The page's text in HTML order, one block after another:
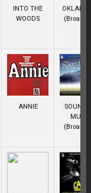
INTO THE
WOODS
ANNIE
SOUND
MUSIC